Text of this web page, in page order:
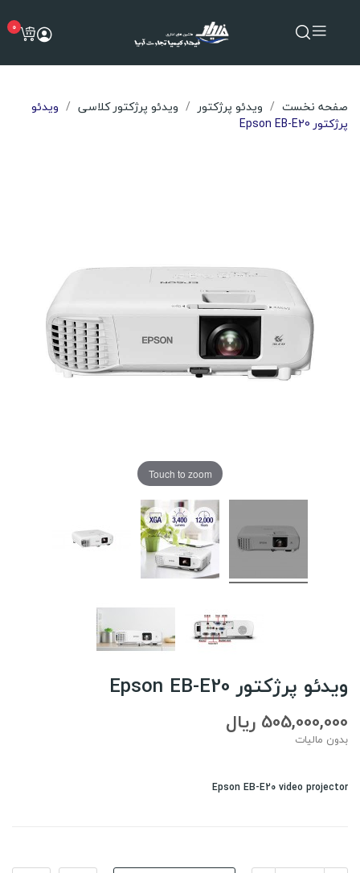
0
صفحه نخست ویدئو پرژکتور ویدئو پرژکتور کلاسی
ویدئو
پرژکتور Epson EB-E20
Touch to zoom
ویدئو پرژکتور Epson EB-E20
505,000,000 ریال
بدون مالیات
Epson EB-E20 video projector